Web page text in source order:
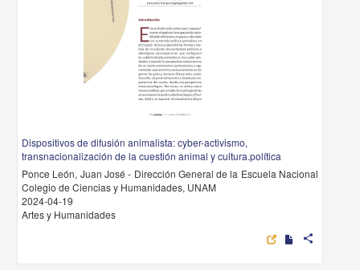
Dispositivos de difusión animalista: cyber-activismo,
transnacionalización de la cuestión animal y cultura.política
Ponce León, Juan José - Dirección General de la Escuela Nacional
Colegio de Ciencias y Humanidades, UNAM
2024-04-19
Artes y Humanidades
share